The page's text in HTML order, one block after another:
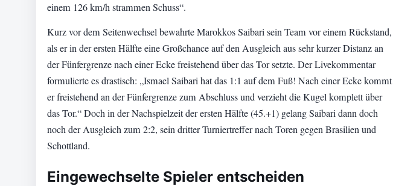
einem 126 km/h strammen Schuss“.
Kurz vor dem Seitenwechsel bewahrte Marokkos Saibari sein Team vor einem Rückstand,
als er in der ersten Hälfte eine Großchance auf den Ausgleich aus sehr kurzer Distanz an
der Fünfergrenze nach einer Ecke freistehend über das Tor setzte. Der Livekommentar
formulierte es drastisch: „Ismael Saibari hat das 1:1 auf dem Fuß! Nach einer Ecke kommt
er freistehend an der Fünfergrenze zum Abschluss und verzieht die Kugel komplett über
das Tor.“ Doch in der Nachspielzeit der ersten Hälfte (45.+1) gelang Saibari dann doch
noch der Ausgleich zum 2:2, sein dritter Turniertreffer nach Toren gegen Brasilien und
Schottland.
Eingewechselte Spieler entscheiden